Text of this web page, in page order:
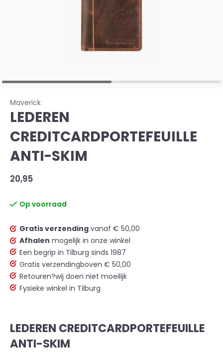
Maverick
LEDEREN
CREDITCARDPORTEFEUILLE
ANTI-SKIM
20,95
Op voorraad
Gratis verzending vanaf € 50,00
Afhalen mogelijk in onze winkel
Een begrip in Tilburg sinds 1987
Gratis verzendingboven € 50,00
Retouren?wij doen niet moeilijk
Fysieke winkel in Tilburg
LEDEREN CREDITCARDPORTEFEUILLE
ANTI-SKIM